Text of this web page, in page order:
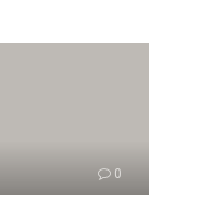
0